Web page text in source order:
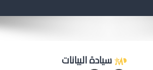
سيادة البيانات